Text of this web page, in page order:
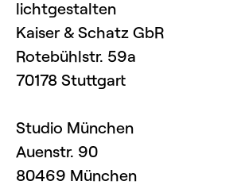
lichtgestalten
Kaiser & Schatz GbR
Rotebühlstr. 59a
70178 Stuttgart
Studio München
Auenstr. 90
80469 München